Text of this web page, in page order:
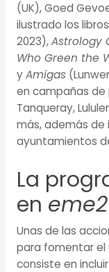
(UK), Goed
ilustrado los libros
2023),Astrology
Who Green the
yAmigas
en campañas
Tanqueray,
más, además de
ayuntamientos
La
en
Unas de las
para fomentar el
consiste en